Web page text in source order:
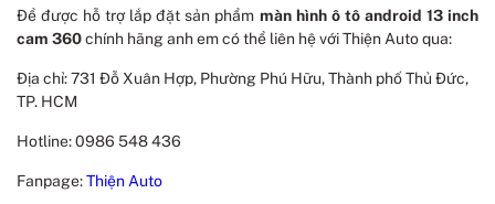
Để được hỗ trợ lắp đặt sản phẩm màn hình ô tô android 13 inch
cam 360chính hãng anh em có thể liên hệ với Thiện Auto qua:
Địa chỉ: 731 Đỗ Xuân Hợp, Phường Phú Hữu, Thành phố Thủ Đức,
TP. HCM
Hotline: 0986 548 436
Fanpage:Thiện Auto